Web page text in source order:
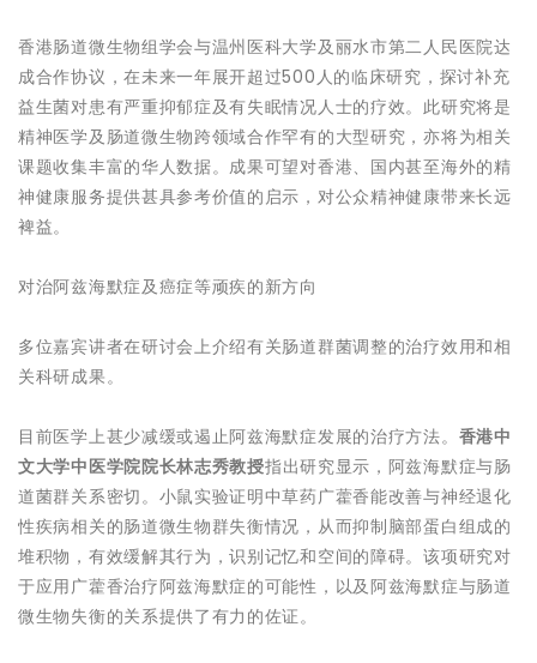
香港肠道微生物组学会与温州医科大学及丽水市第二人民医院达
成合作协议，在未来一年展开超过500人的临床研究，探讨补充
益生菌对患有严重抑郁症及有失眠情况人士的疗效。此研究将是
精神医学及肠道微生物跨领域合作罕有的大型研究，亦将为相关
课题收集丰富的华人数据。成果可望对香港、国内甚至海外的精
神健康服务提供甚具参考价值的启示，对公众精神健康带来长远
裨益。
对治阿兹海默症及癌症等顽疾的新方向
多位嘉宾讲者在研讨会上介绍有关肠道群菌调整的治疗效用和相
关科研成果。
目前医学上甚少减缓或遏止阿兹海默症发展的治疗方法。 香港中
文大学中医学院院长林志秀教授指出研究显示，阿兹海默症与肠
道菌群关系密切。小鼠实验证明中草药广藿香能改善与神经退化
性疾病相关的肠道微生物群失衡情况，从而抑制脑部蛋白组成的
堆积物，有效缓解其行为，识别记忆和空间的障碍。该项研究对
于应用广藿香治疗阿兹海默症的可能性，以及阿兹海默症与肠道
微生物失衡的关系提供了有力的佐证。